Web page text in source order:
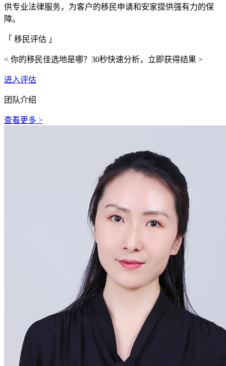
供专业法律服务，为客户的移民申请和安家提供强有力的保
障。
「 移民评估 」
< 你的移民佳选地是哪？30秒快速分析，立即获得结果 >
进入评估
团队介绍
查看更多 >